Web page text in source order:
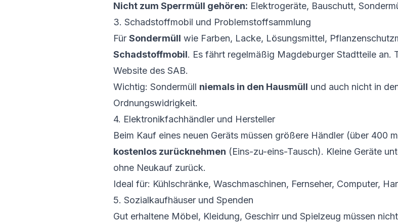
Nicht zum Sperrmüll gehören: Elektrogeräte, Bauschutt,
3. Schadstoffmobil und Problemstoffsammlung
Für Sondermüll wie Farben, Lacke, Lösungsmittel,
Schadstoffmobil. Es fährt regelmäßig Magdeburger Stadtteile an.
Website des SAB.
Wichtig: Sondermüll niemals in den Hausmüll und auch nicht in
Ordnungswidrigkeit.
4. Elektronikfachhändler und Hersteller
Beim Kauf eines neuen Geräts müssen größere Händler (über 400
kostenlos zurücknehmen (Eins-zu-eins-Tausch). Kleine Geräte
ohne Neukauf zurück.
Ideal für: Kühlschränke, Waschmaschinen, Fernseher, Computer,
5. Sozialkaufhäuser und Spenden
Gut erhaltene Möbel, Kleidung, Geschirr und Spielzeug müssen